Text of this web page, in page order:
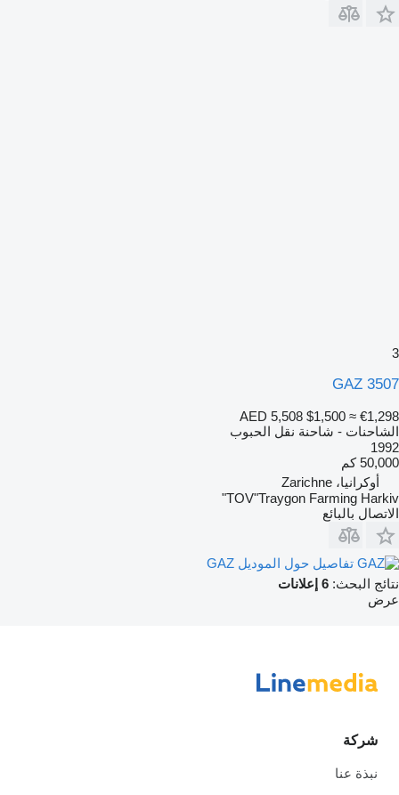
3
GAZ 3507
AED 5,508 $1,500 ≈ €1,298
الشاحنات - شاحنة نقل الحبوب
1992
50,000 كم
أوكرانيا، Zarichne
TOV"Traygon Farming Harkiv"
الاتصال بالبائع
تفاصيل حول الموديل GAZ
نتائج البحث: 6 إعلانات
عرض
شركة
نبذة عنا